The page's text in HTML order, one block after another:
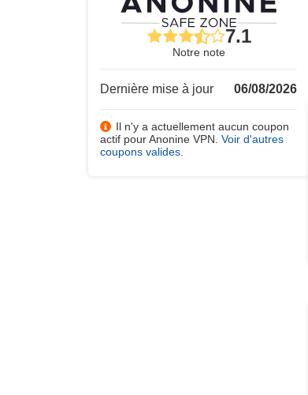
7.1
Notre note
Dernière mise à jour 06/08/2026
Il n'y a actuellement aucun coupon
actif pour Anonine VPN. Voir d'autres
coupons valides